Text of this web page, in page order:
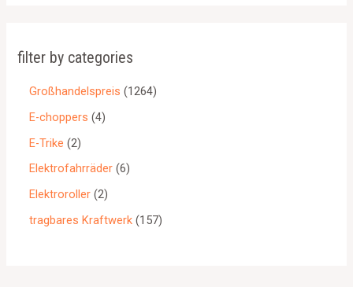
filter by categories
Großhandelspreis
1264
E-choppers 4
E-Trike 2
Elektrofahrräder 6
Elektroroller 2
tragbares Kraftwerk 157